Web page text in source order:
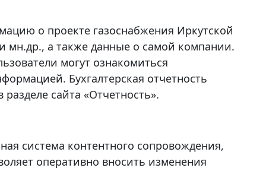
о проекте газоснабжения Иркутской
мн.др., а также данные о самой компании.
могут ознакомиться
Бухгалтерская отчетность
сайта «Отчетность».
система контентного сопровождения,
оперативно вносить изменения